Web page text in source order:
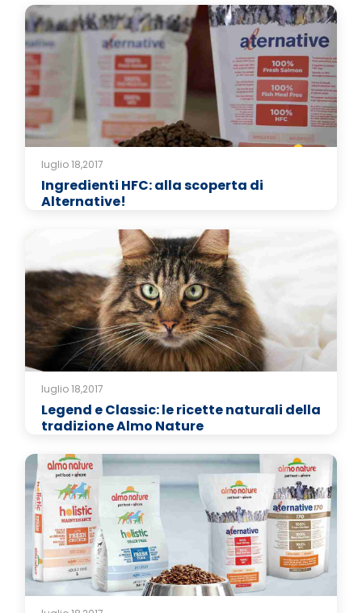
luglio 18,2017
Ingredienti HFC: alla scoperta di
Alternative!
luglio 18,2017
Legend e Classic: le ricette naturali della
tradizione Almo Nature